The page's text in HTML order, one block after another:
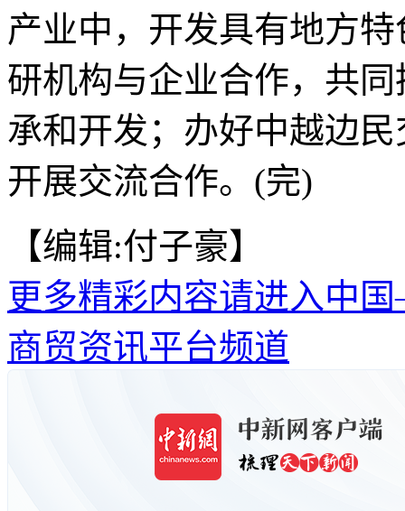
产业中，开发具有地方
研机构与企业合作，共
承和开发；办好中越边
开展交流合作。(完)
【编辑:付子豪】
更多精彩内容请进入中
商贸资讯平台频道